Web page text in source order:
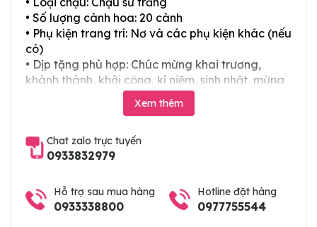
• Số lượng cành hoa: 20 cành
• Phụ kiện trang trí: Nơ và các phụ kiện khác (nếu
có)
• Dịp tặng phù hợp: Chúc mừng khai trương,
khánh thành, khởi công, kỉ niệm, sinh nhật, mừng
thọ, mừng cưới, tân gia và các ngày lễ tết trong
Xem thêm
Chat zalo trực tuyến
0933832979
Hỗ trợ sau mua hàng
0933338800
Hotline đặt hàng
0977755544